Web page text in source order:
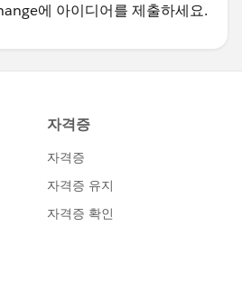
에 아이디어를 제출하세요.